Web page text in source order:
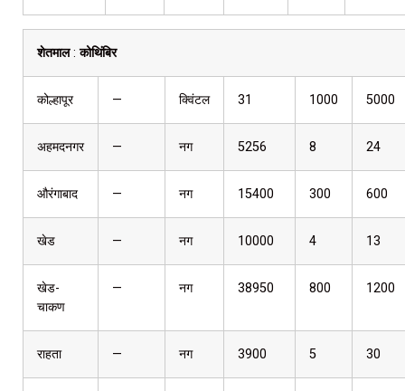
शेतमाल:कोथिंबिर
कोल्हापूर — क्विंटल 31 1000 5000
अहमदनगर — नग 5256 8 24
औरंगाबाद — नग 15400 300 600
खेड — नग 10000 4 13
खेड-
चाकण
— नग 38950 800 1200
राहता — नग 3900 5 30